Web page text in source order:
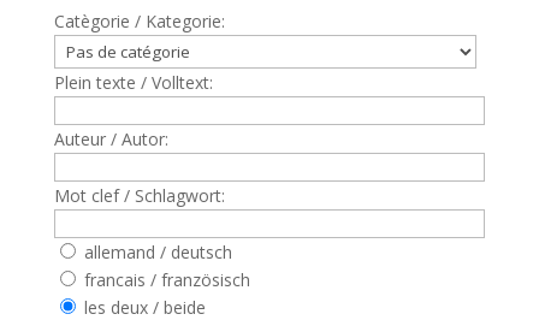
Catègorie / Kategorie:
Plein texte / Volltext:
Auteur / Autor:
Mot clef / Schlagwort:
allemand / deutsch
francais / französisch
les deux / beide